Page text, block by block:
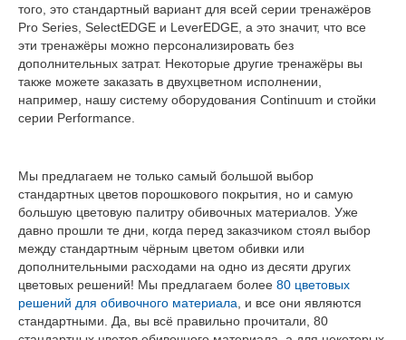
того, это стандартный вариант для всей серии тренажёров
Pro Series, SelectEDGE и LeverEDGE, а это значит, что все
эти тренажёры можно персонализировать без
дополнительных затрат. Некоторые другие тренажёры вы
также можете заказать в двухцветном исполнении,
например, нашу систему оборудования Continuum и стойки
серии Performance.
Мы предлагаем не только самый большой выбор
стандартных цветов порошкового покрытия, но и самую
большую цветовую палитру обивочных материалов. Уже
давно прошли те дни, когда перед заказчиком стоял выбор
между стандартным чёрным цветом обивки или
дополнительными расходами на одно из десяти других
цветовых решений! Мы предлагаем более 80 цветовых
решений для обивочного материала , и все они являются
стандартными. Да, вы всё правильно прочитали, 80